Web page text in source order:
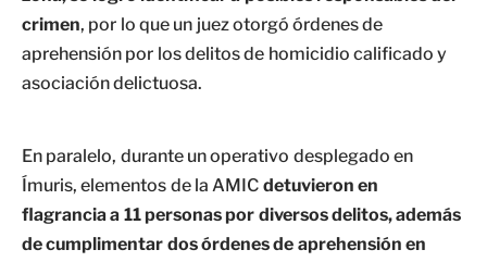
crimen, por lo que un juez otorgó órdenes de
aprehensión por los delitos de homicidio calificado y
asociación delictuosa.
En paralelo, durante un operativo desplegado en
Ímuris, elementos de la AMIC detuvieron en
flagrancia a 11 personas por diversos delitos, además
de cumplimentar dos órdenes de aprehensión en